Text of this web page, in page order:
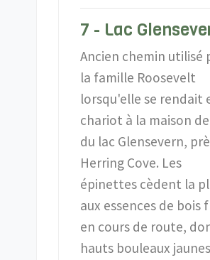
7 - Lac
Ancien chemin utilisé
la famille Roosevelt
lorsqu'elle se rendait
chariot à la maison
du lac Glensevern,
Herring Cove. Les
épinettes cèdent la
aux essences de bois
en cours de route,
hauts bouleaux